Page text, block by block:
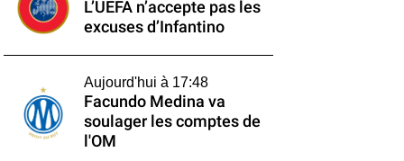
L’UEFA n’accepte pas les
excuses d’Infantino
Aujourd'hui à 17:48
Facundo Medina va
soulager les comptes de
l'OM